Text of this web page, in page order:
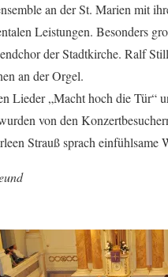
an der St. Marien mit
Leistungen. Besonders
der Stadtkirche. Ralf
an der Orgel.
Lieder „Macht hoch die Tür“
von den
Strauß sprach einfühlsame